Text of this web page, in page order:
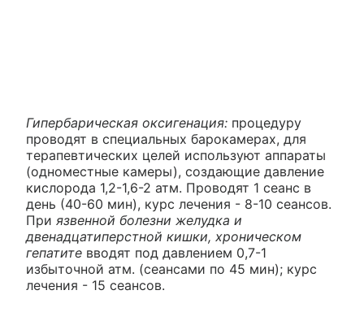
Гипербарическая оксигенация: процедуру
проводят в специальных барокамерах, для
терапевтических целей используют аппараты
(одноместные камеры), создающие давление
кислорода 1,2-1,6-2 атм. Проводят 1 сеанс в
день (40-60 мин), курс лечения - 8-10 сеансов.
При язвенной болезни желудка и
двенадцатиперстной кишки, хроническом
гепатите вводят под давлением 0,7-1
избыточной атм. (сеансами по 45 мин); курс
лечения - 15 сеансов.